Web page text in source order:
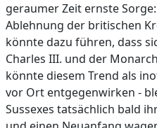
geraumer Zeit ernste
Ablehnung der britischen
könnte dazu führen, dass
Charles III. und der
könnte diesem Trend als
vor Ort entgegenwirken -
Sussexes tatsächlich bald